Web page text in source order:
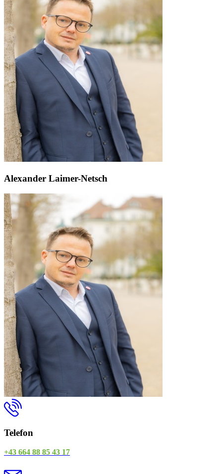
Alexander Laimer-Netsch
Telefon
+43 664 88 85 43 17